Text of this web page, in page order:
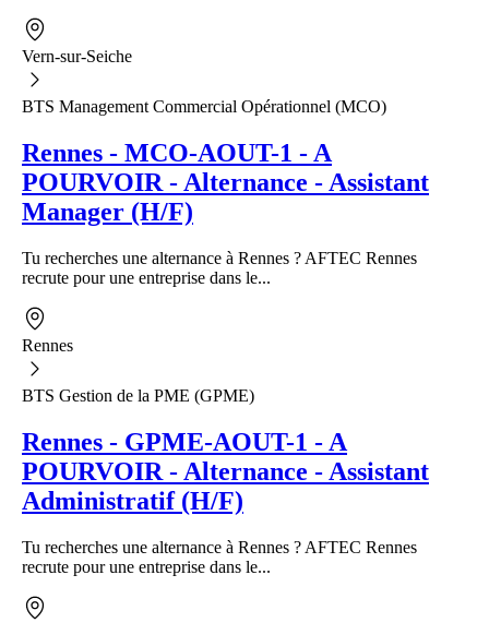
Vern-sur-Seiche
BTS Management Commercial Opérationnel (MCO)
Rennes - MCO-AOUT-1 - A
POURVOIR - Alternance - Assistant
Manager (H/F)
Tu recherches une alternance à Rennes ? AFTEC Rennes
recrute pour une entreprise dans le...
Rennes
BTS Gestion de la PME (GPME)
Rennes - GPME-AOUT-1 - A
POURVOIR - Alternance - Assistant
Administratif (H/F)
Tu recherches une alternance à Rennes ? AFTEC Rennes
recrute pour une entreprise dans le...